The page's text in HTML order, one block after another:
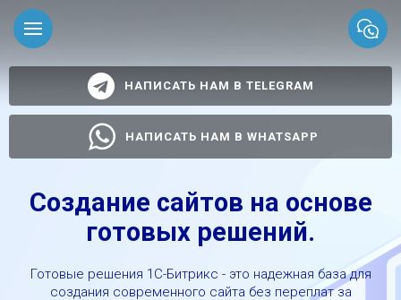
НАПИСАТЬ НАМ В TELEGRAM
НАПИСАТЬ НАМ В WHATSAPP
Создание сайтов на основе
готовых решений.
Готовые решения 1С-Битрикс - это надежная база для
создания современного сайта без переплат за